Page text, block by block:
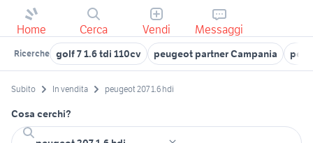
Home Cerca Vendi Messaggi
Ricerche golf 7 1.6 tdi 110cv peugeot partner Campania
Subito In vendita peugeot 207 1.6 hdi
Cosa cerchi?